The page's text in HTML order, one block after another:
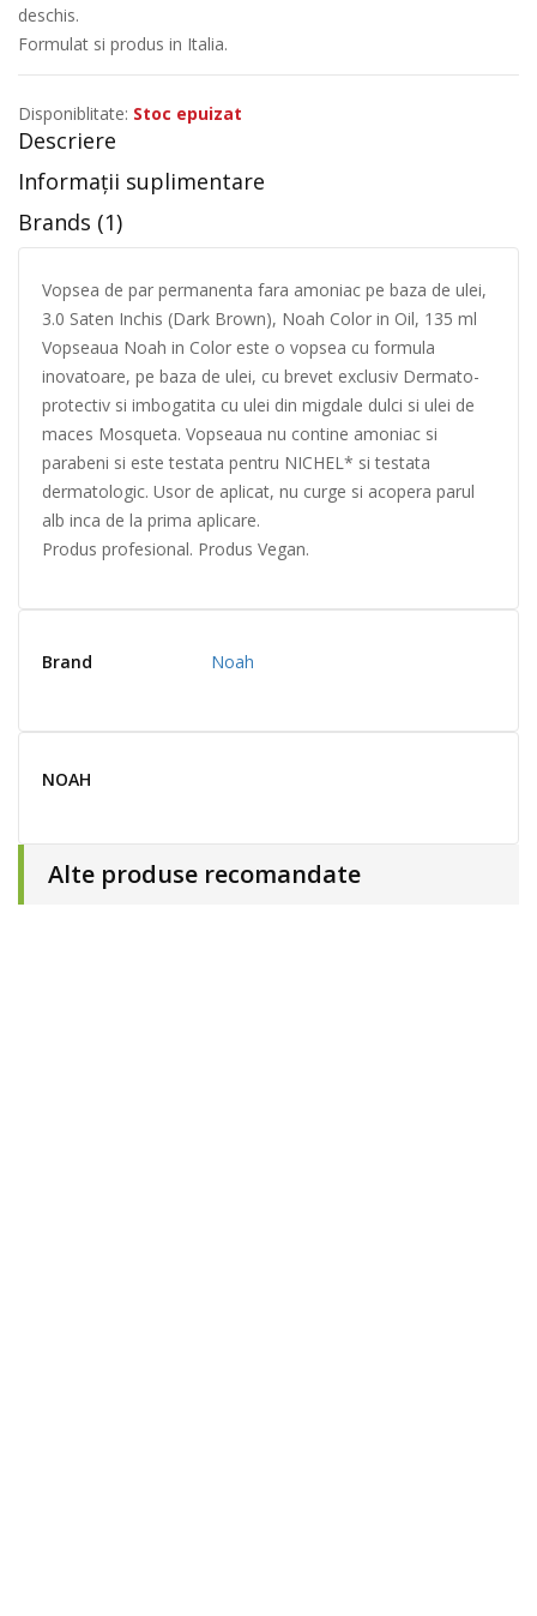
deschis.
Formulat si produs in Italia.
Disponiblitate: Stoc epuizat
Descriere
Informații suplimentare
Brands (1)
Vopsea de par permanenta fara amoniac pe baza de ulei,
3.0 Saten Inchis (Dark Brown), Noah Color in Oil, 135 ml
Vopseaua Noah in Color este o vopsea cu formula
inovatoare, pe baza de ulei, cu brevet exclusiv Dermato-
protectiv si imbogatita cu ulei din migdale dulci si ulei de
maces Mosqueta. Vopseaua nu contine amoniac si
parabeni si este testata pentru NICHEL* si testata
dermatologic. Usor de aplicat, nu curge si acopera parul
alb inca de la prima aplicare.
Produs profesional. Produs Vegan.
Brand Noah
NOAH
Alte produse recomandate